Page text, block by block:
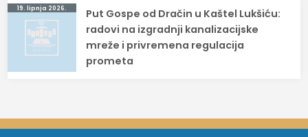
19. lipnja 2026.
Put Gospe od Dračin u Kaštel Lukšiću:
radovi na izgradnji kanalizacijske
mreže i privremena regulacija
prometa